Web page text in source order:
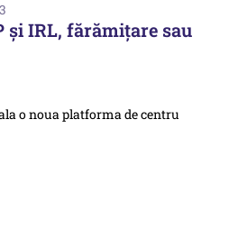
și IRL, fărămițare sau